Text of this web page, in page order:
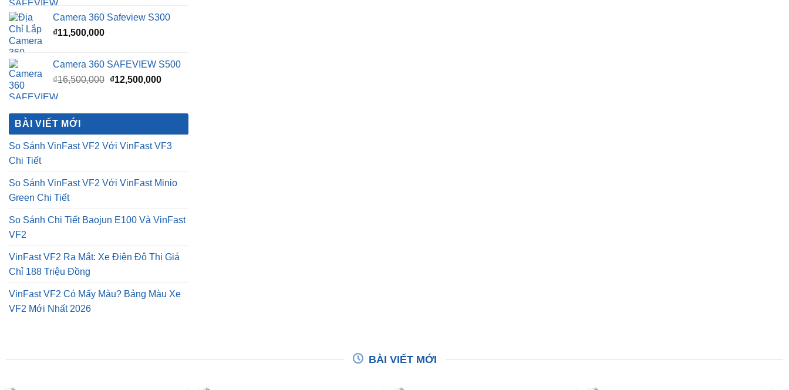
Camera 360 Safeview S300
₫11,500,000
Camera 360 SAFEVIEW S500
₫16,500,000 Giá
₫16,500,000.
₫12,500,000Giá
là:
BÀI VIẾT MỚI
So Sánh VinFast VF2 Với VinFast VF3
Chi Tiết
So Sánh VinFast VF2 Với VinFast Minio
Green Chi Tiết
So Sánh Chi Tiết Baojun E100 Và VinFast
VF2
VinFast VF2 Ra Mắt: Xe Điện Đô Thị Giá
Chỉ 188 Triệu Đồng
VinFast VF2 Có Mấy Màu? Bảng Màu Xe
VF2 Mới Nhất 2026
BÀI VIẾT MỚI